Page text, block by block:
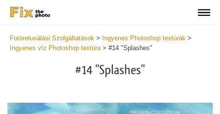
Fotóretusálási Szolgáltatások > Ingyenes Photoshop textúrák >
Ingyenes víz Photoshop textúra> #14 "Splashes"
#14 "Splashes"